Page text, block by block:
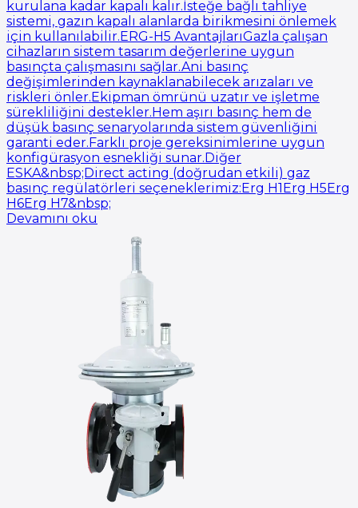
kurulana kadar kapalı kalır.İsteğe bağlı tahliye
sistemi, gazın kapalı alanlarda birikmesini önlemek
için kullanılabilir.ERG-H5 AvantajlarıGazla çalışan
cihazların sistem tasarım değerlerine uygun
basınçta çalışmasını sağlar.Ani basınç
değişimlerinden kaynaklanabilecek arızaları ve
riskleri önler.Ekipman ömrünü uzatır ve işletme
sürekliliğini destekler.Hem aşırı basınç hem de
düşük basınç senaryolarında sistem güvenliğini
garanti eder.Farklı proje gereksinimlerine uygun
konfigürasyon esnekliği sunar.Diğer
ESKA&nbsp;Direct acting (doğrudan etkili) gaz
basınç regülatörleri seçeneklerimiz:Erg H1Erg H5Erg
H6Erg H7&nbsp;
Devamını oku